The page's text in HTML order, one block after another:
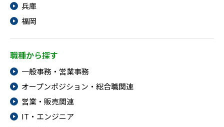
兵庫
福岡
職種から探す
一般事務・営業事務
オープンポジション・総合職関連
営業・販売関連
IT・エンジニア